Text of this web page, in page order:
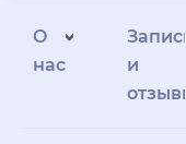
О
нас
Запись
и
отзывы